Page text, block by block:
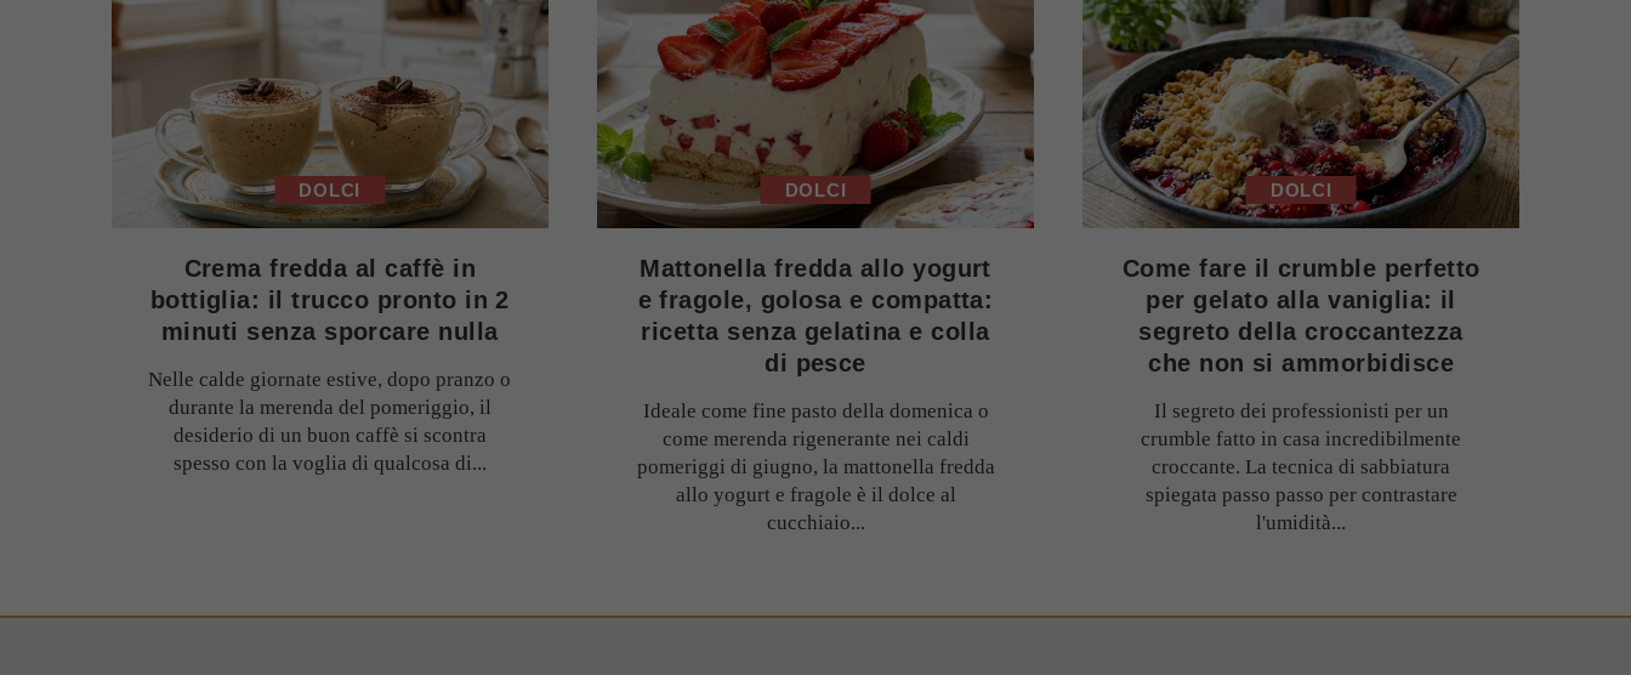
DOLCI
Crema fredda al caffè in
bottiglia: il trucco pronto in 2
minuti senza sporcare nulla
Nelle calde giornate estive, dopo pranzo o
durante la merenda del pomeriggio, il
desiderio di un buon caffè si scontra
spesso con la voglia di qualcosa di...
DOLCI
Mattonella fredda allo yogurt
e fragole, golosa e compatta:
ricetta senza gelatina e colla
di pesce
Ideale come fine pasto della domenica o
come merenda rigenerante nei caldi
pomeriggi di giugno, la mattonella fredda
allo yogurt e fragole è il dolce al
cucchiaio...
DOLCI
Come fare il crumble perfetto
per gelato alla vaniglia: il
segreto della croccantezza
che non si ammorbidisce
Il segreto dei professionisti per un
crumble fatto in casa incredibilmente
croccante. La tecnica di sabbiatura
spiegata passo passo per contrastare
l'umidità...